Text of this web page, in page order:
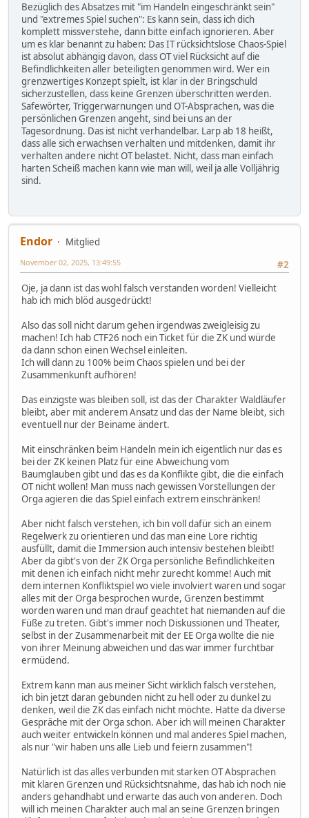
Bezüglich des Absatzes mit "im Handeln eingeschränkt sein"
und "extremes Spiel suchen": Es kann sein, dass ich dich
komplett missverstehe, dann bitte einfach ignorieren. Aber
um es klar benannt zu haben: Das IT rücksichtslose Chaos-Spiel
ist absolut abhängig davon, dass OT viel Rücksicht auf die
Befindlichkeiten aller beteiligten genommen wird. Wer ein
grenzwertiges Konzept spielt, ist klar in der Bringschuld
sicherzustellen, dass keine Grenzen überschritten werden.
Safewörter, Triggerwarnungen und OT-Absprachen, was die
persönlichen Grenzen angeht, sind bei uns an der
Tagesordnung. Das ist nicht verhandelbar. Larp ab 18 heißt,
dass alle sich erwachsen verhalten und mitdenken, damit ihr
verhalten andere nicht OT belastet. Nicht, dass man einfach
harten Scheiß machen kann wie man will, weil ja alle Volljährig
sind.
Endor
Mitglied
#2
November 02, 2025, 13:49:55
Oje, ja dann ist das wohl falsch verstanden worden! Vielleicht
hab ich mich blöd ausgedrückt!
Also das soll nicht darum gehen irgendwas zweigleisig zu
machen! Ich hab CTF26 noch ein Ticket für die ZK und würde
da dann schon einen Wechsel einleiten.
Ich will dann zu 100% beim Chaos spielen und bei der
Zusammenkunft aufhören!
Das einzigste was bleiben soll, ist das der Charakter Waldläufer
bleibt, aber mit anderem Ansatz und das der Name bleibt, sich
eventuell nur der Beiname ändert.
Mit einschränken beim Handeln mein ich eigentlich nur das es
bei der ZK keinen Platz für eine Abweichung vom
Baumglauben gibt und das es da Konflikte gibt, die die einfach
OT nicht wollen! Man muss nach gewissen Vorstellungen der
Orga agieren die das Spiel einfach extrem einschränken!
Aber nicht falsch verstehen, ich bin voll dafür sich an einem
Regelwerk zu orientieren und das man eine Lore richtig
ausfüllt, damit die Immersion auch intensiv bestehen bleibt!
Aber da gibt's von der ZK Orga persönliche Befindlichkeiten
mit denen ich einfach nicht mehr zurecht komme! Auch mit
dem internen Konfliktspiel wo viele involviert waren und sogar
alles mit der Orga besprochen wurde, Grenzen bestimmt
worden waren und man drauf geachtet hat niemanden auf die
Füße zu treten. Gibt's immer noch Diskussionen und Theater,
selbst in der Zusammenarbeit mit der EE Orga wollte die nie
von ihrer Meinung abweichen und das war immer furchtbar
ermüdend.
Extrem kann man aus meiner Sicht wirklich falsch verstehen,
ich bin jetzt daran gebunden nicht zu hell oder zu dunkel zu
denken, weil die ZK das einfach nicht möchte. Hatte da diverse
Gespräche mit der Orga schon. Aber ich will meinen Charakter
auch weiter entwickeln können und mal anderes Spiel machen,
als nur "wir haben uns alle Lieb und feiern zusammen"!
Natürlich ist das alles verbunden mit starken OT Absprachen
mit klaren Grenzen und Rücksichtsnahme, das hab ich noch nie
anders gehandhabt und erwarte das auch von anderen. Doch
will ich meinen Charakter auch mal an seine Grenzen bringen